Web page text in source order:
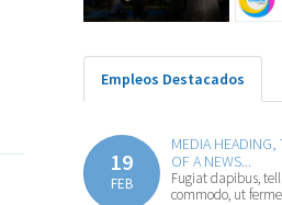
Empleos Destacados
19
FEB
MEDIA HEADING,
OF A NEWS...
Fugiat dapibus,
commodo, ut